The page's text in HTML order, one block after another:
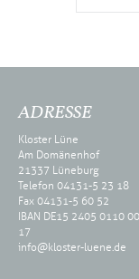
ADRESSE
Kloster Lüne
Am Domänenhof
21337 Lüneburg
Telefon 04131-5 23 18
Fax 04131-5 60 52
IBAN DE15 2405 0110
17
info@kloster-luene.de